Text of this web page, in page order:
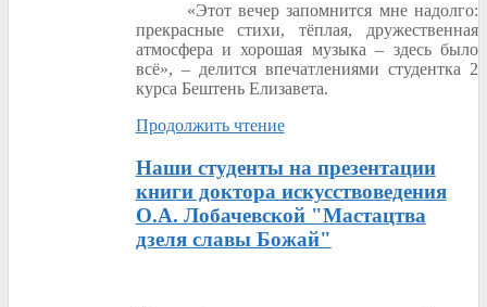
«Этот вечер запомнится мне надолго:
прекрасные стихи, тёплая, дружественная
атмосфера и хорошая музыка – здесь было
всё», – делится впечатлениями студентка 2
курса Бештень Елизавета.
Продолжить чтение
Наши студенты на презентации
книги доктора искусствоведения
О.А. Лобачевской "Мастацтва
дзеля славы Божай"